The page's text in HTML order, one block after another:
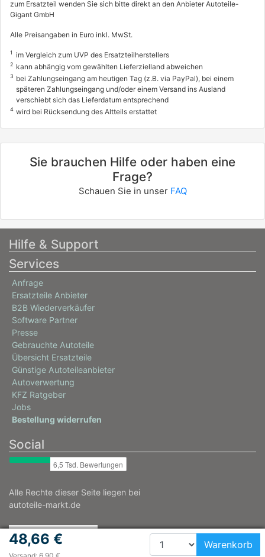
zum Ersatzteil wenden Sie sich bitte direkt an den Anbieter Autoteile-
Gigant GmbH
Alle Preisangaben in Euro inkl. MwSt.
1 im Vergleich zum UVP des Ersatzteilherstellers
2 kann abhängig vom gewählten Lieferzielland abweichen
3 bei Zahlungseingang am heutigen Tag (z.B. via PayPal), bei einem
späteren Zahlungseingang und/oder einem Versand ins Ausland
verschiebt sich das Lieferdatum entsprechend
4 wird bei Rücksendung des Altteils erstattet
48,66 € Warenkorb
Sie brauchen Hilfe oder haben eine
Frage?
Schauen Sie in unser FAQ
Hilfe & Support
Services
Anfrage
Ersatzteile Anbieter
B2B Wiederverkäufer
Software Partner
Presse
Gebrauchte Autoteile
Übersicht Ersatzteile
Günstige Autoteileanbieter
Autoverwertung
KFZ Ratgeber
Jobs
Bestellung widerrufen
Social
Alle Rechte dieser Seite liegen bei
autoteile-markt.de